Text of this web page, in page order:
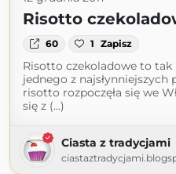
Risotto
60 1 Zapisz
Risotto czekoladowe to tak
jednego z
risotto rozpoczęła się we
się z (...)
Ciasta z tradycjami